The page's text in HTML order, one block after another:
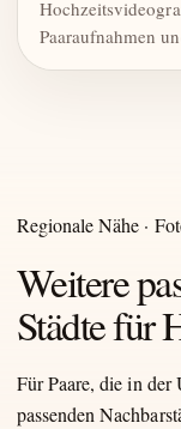
Paaraufnahmen
Regionale Nähe ·
Weitere
Städte für
Für Paare, die in der
passenden